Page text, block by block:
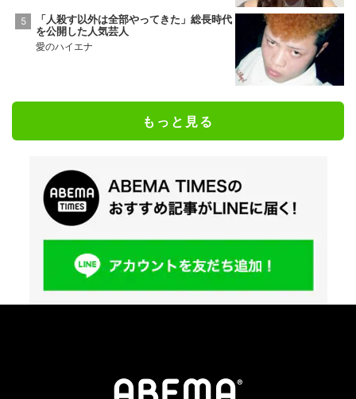
「人殺す以外は全部やってきた」総長時代
を公開した人気芸人
愛のハイエナ
もっと見る